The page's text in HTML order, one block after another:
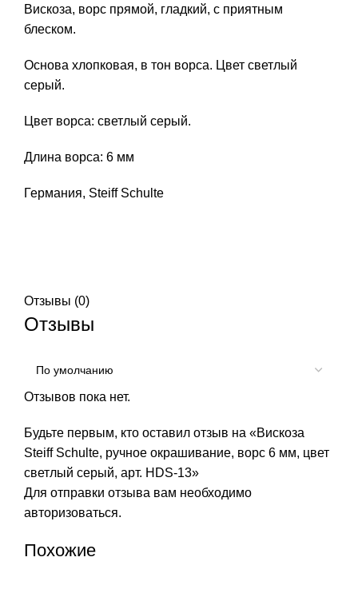
Вискоза, ворс прямой, гладкий, с приятным
блеском.
Основа хлопковая, в тон ворса. Цвет светлый
серый.
Цвет ворса: светлый серый.
Длина ворса: 6 мм
Германия, Steiff Schulte
Отзывы (0)
Отзывы
Отзывов пока нет.
Будьте первым, кто оставил отзыв на «Вискоза
Steiff Schulte, ручное окрашивание, ворс 6 мм, цвет
светлый серый, арт. HDS-13»
Для отправки отзыва вам необходимо
авторизоваться.
Похожие